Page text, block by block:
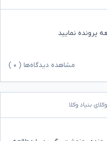
پرونده نمایید
مشاهده دیدگاه‌ها ( ۰
بنیاد وکلا